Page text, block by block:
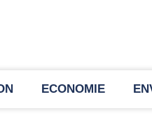
ECONOMIE